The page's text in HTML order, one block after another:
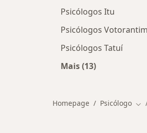
Psicólogos Itu
Psicólogos Votorantim
Psicólogos Tatuí
Mais (13)
Homepage Psicólogo